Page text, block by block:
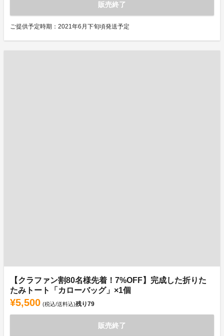
販売終了
ご提供予定時期：2021年6月下旬頃発送予定
【クラファン割80名様先着！7%OFF】完成した折りた
たみトート「カローバッグ」×1個
¥5,500 (税込/送料込)残り79
販売終了